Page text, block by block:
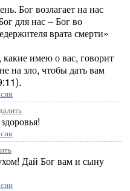
Бог возлагает на нас
для нас – Бог во
врата смерти»
имею о вас, говорит
на зло, чтобы дать вам
Дай Бог вам и сыну